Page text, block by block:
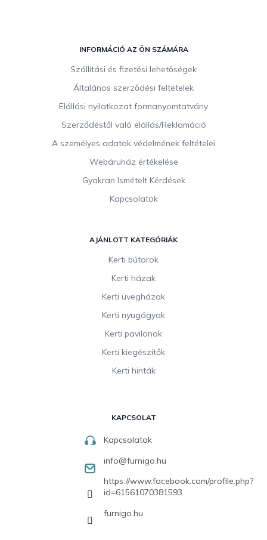
INFORMÁCIÓ AZ ÖN SZÁMÁRA
Szállítási és fizetési lehetőségek
Általános szerződési feltételek
Elállási nyilatkozat formanyomtatvány
Szerződéstől való elállás/Reklamáció
A személyes adatok védelmének feltételei
Webáruház értékelése
Gyakran Ismételt Kérdések
Kapcsolatok
AJÁNLOTT KATEGÓRIÁK
Kerti bútorok
Kerti házak
Kerti üvegházak
Kerti nyugágyak
Kerti pavilonok
Kerti kiegészítők
Kerti hinták
KAPCSOLAT
Kapcsolatok
info@furnigo.hu
https://www.facebook.com/profile.php?
id=61561070381593
furnigo.hu